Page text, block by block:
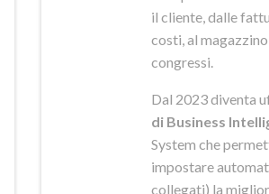
il cliente, dalle
costi, al
congressi.
Dal 2023 diventa
di Business
System che
impostare
collegati) la